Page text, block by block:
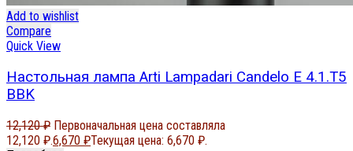
Add to wishlist
Compare
Quick View
Настольная лампа Arti Lampadari Candelo E 4.1.T5
BBK
12,120₽ Первоначальная цена составляла
12,120 ₽.6,670 ₽Текущая цена: 6,670 ₽.